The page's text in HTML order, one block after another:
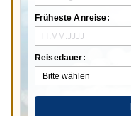
Früheste Anreise:
Reisedauer: